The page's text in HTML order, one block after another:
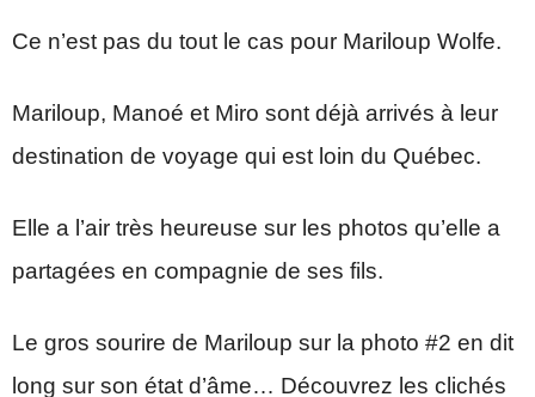
Ce n’est pas du tout le cas pour Mariloup Wolfe.
Mariloup, Manoé et Miro sont déjà arrivés à leur
destination de voyage qui est loin du Québec.
Elle a l’air très heureuse sur les photos qu’elle a
partagées en compagnie de ses fils.
Le gros sourire de Mariloup sur la photo #2 en dit
long sur son état d’âme… Découvrez les clichés